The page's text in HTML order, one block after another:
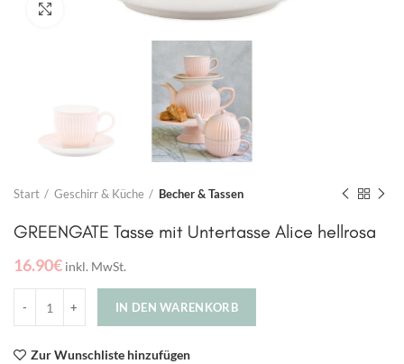
Click to enlarge
Start Geschirr & Küche Becher & Tassen
GREENGATE Tasse mit Untertasse Alice hellrosa
16.90€ inkl. MwSt.
IN DEN WARENKORB
Zur Wunschliste hinzufügen